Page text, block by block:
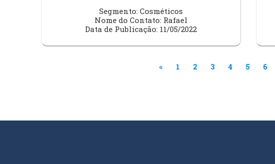
Segmento: Cosméticos
Nome do Contato: Rafael
Data de Publicação: 11/05/2022
« 1 2 3 4 5 6